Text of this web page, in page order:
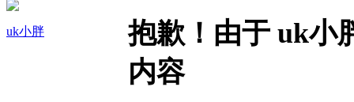
uk小胖
抱歉！由于 uk小
内容